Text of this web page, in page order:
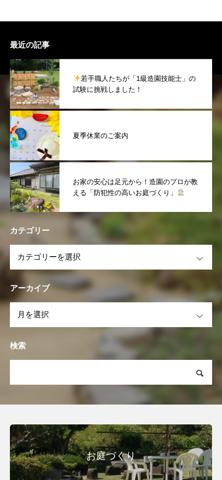
最近の記事
若手職人たちが「1級造園技能士」の
試験に挑戦しました！
夏季休業のご案内
お家の安心は足元から！造園のプロが教
える「防犯性の高いお庭づくり」
カテゴリー
アーカイブ
検索
お庭づくり